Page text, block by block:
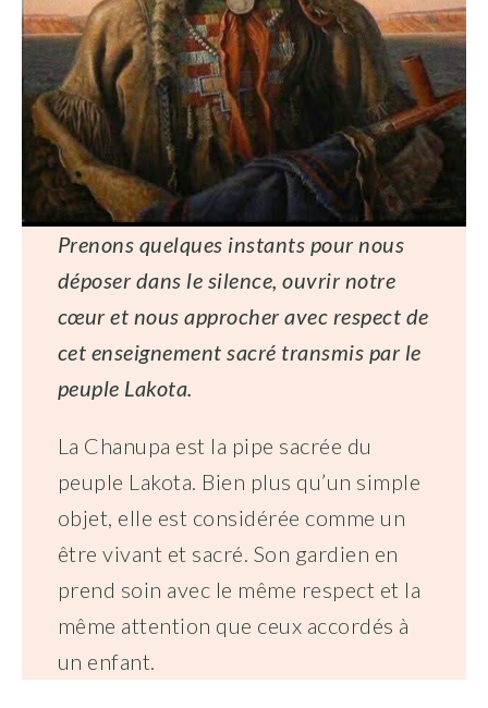
Prenons quelques instants pour nous
déposer dans le silence, ouvrir notre
cœur et nous approcher avec respect de
cet enseignement sacré transmis par le
peuple Lakota.
La Chanupa est la pipe sacrée du
peuple Lakota. Bien plus qu’un simple
objet, elle est considérée comme un
être vivant et sacré. Son gardien en
prend soin avec le même respect et la
même attention que ceux accordés à
un enfant.